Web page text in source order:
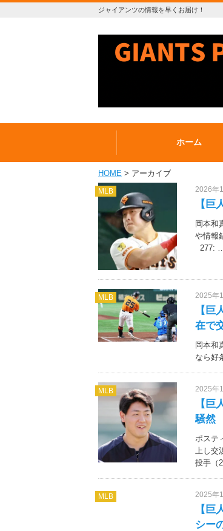
ジャイアンツの情報を早くお届け！
ホーム
HOME > アーカイブ
MLB 2026年
【
岡本和
や情報
277:
MLB 2025年
【
在で
岡本和
なら好
MLB 2025年
【
騒然
ポステ
上し
投手（
MLB 2025年
【
シー